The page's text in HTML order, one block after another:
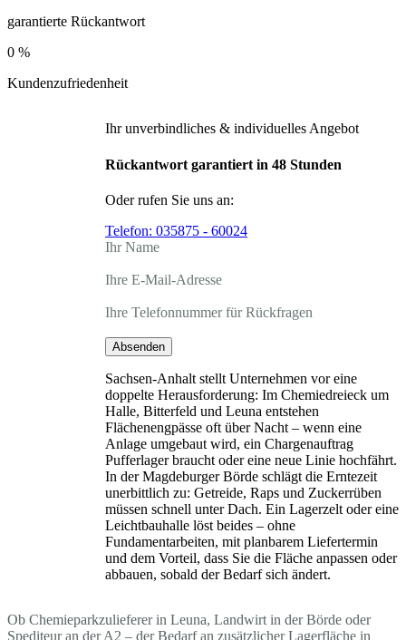
garantierte Rückantwort
0 %
Kundenzufriedenheit
Ihr unverbindliches & individuelles Angebot
Rückantwort garantiert in 48 Stunden
Oder rufen Sie uns an:
Telefon: 035875 - 60024
Ihr Name
Ihre E-Mail-Adresse
Ihre Telefonnummer für Rückfragen
Absenden
Sachsen-Anhalt stellt Unternehmen vor eine
doppelte Herausforderung: Im Chemiedreieck um
Halle, Bitterfeld und Leuna entstehen
Flächenengpässe oft über Nacht – wenn eine
Anlage umgebaut wird, ein Chargenauftrag
Pufferlager braucht oder eine neue Linie hochfährt.
In der Magdeburger Börde schlägt die Erntezeit
unerbittlich zu: Getreide, Raps und Zuckerrüben
müssen schnell unter Dach. Ein Lagerzelt oder eine
Leichtbauhalle löst beides – ohne
Fundamentarbeiten, mit planbarem Liefertermin
und dem Vorteil, dass Sie die Fläche anpassen oder
abbauen, sobald der Bedarf sich ändert.
Ob Chemieparkzulieferer in Leuna, Landwirt in der Börde oder
Spediteur an der A2 – der Bedarf an zusätzlicher Lagerfläche in